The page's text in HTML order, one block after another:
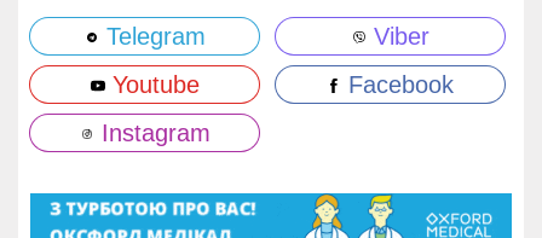
Telegram
Viber
Youtube
Facebook
Instagram